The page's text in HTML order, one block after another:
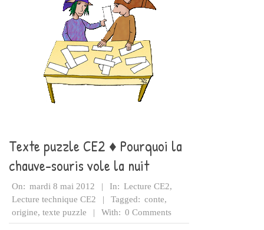
Texte puzzle CE2 ♦ Pourquoi la
chauve-souris vole la nuit
2012-
05-
08
On: mardi 8 mai 2012 In: Lecture CE2,
Lecture technique CE2
Tagged: conte,
origine, texte puzzle With: 0 Comments